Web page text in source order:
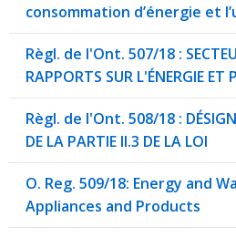
consommation d’énergie et
Règl. de l'Ont. 507/18 :
RAPPORTS SUR L'ÉNERGIE ET
Règl. de l'Ont. 508/18 :
DE LA PARTIE II.3 DE LA LOI
O. Reg. 509/18: Energy and
Appliances and Products